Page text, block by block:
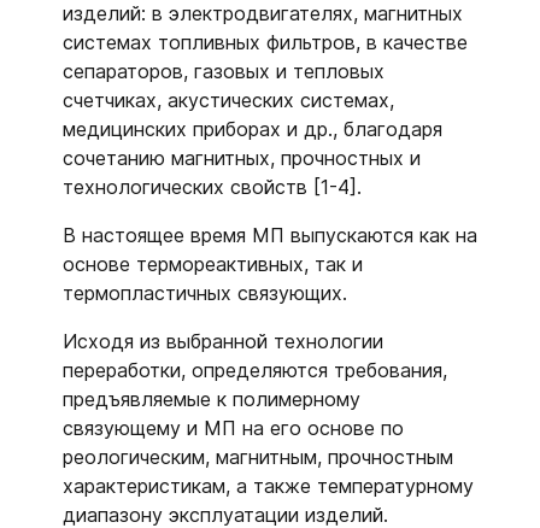
изделий: в электродвигателях, магнитных
системах топливных фильтров, в качестве
сепараторов, газовых и тепловых
счетчиках, акустических системах,
медицинских приборах и др., благодаря
сочетанию магнитных, прочностных и
технологических свойств [1-4].
В настоящее время МП выпускаются как на
основе термореактивных, так и
термопластичных связующих.
Исходя из выбранной технологии
переработки, определяются требования,
предъявляемые к полимерному
связующему и МП на его основе по
реологическим, магнитным, прочностным
характеристикам, а также температурному
диапазону эксплуатации изделий.